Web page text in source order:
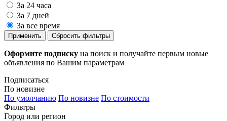
За 24 часа
За 7 дней
За все время
Применить Сбросить фильтры
Оформите подписку на поиск и получайте первым новые
объявления по Вашим параметрам
Подписаться
По новизне
По умолчанию По новизне По стоимости
Фильтры
Город или регион